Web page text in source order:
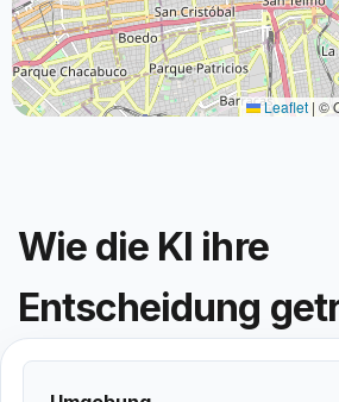
Leaflet | ©
Wie die KI ihre
Entscheidung